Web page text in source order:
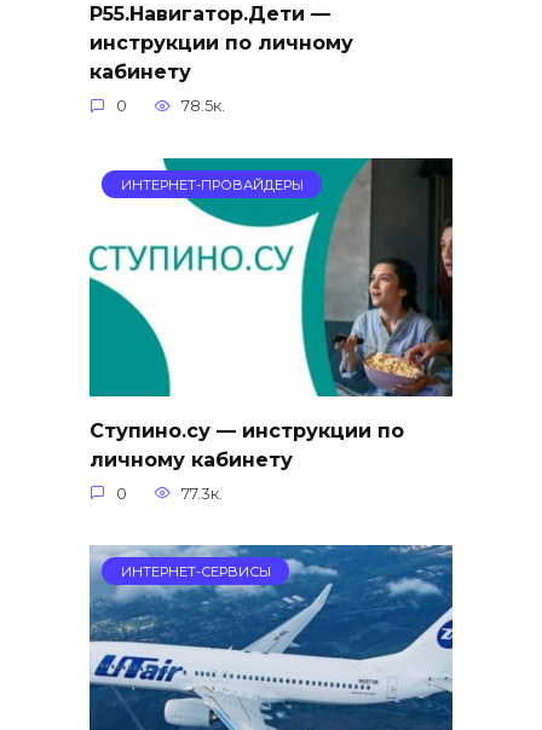
Р55.Навигатор.Дети —
инструкции по личному
кабинету
0 78.5к.
ИНТЕРНЕТ-ПРОВАЙДЕРЫ
Ступино.су — инструкции по
личному кабинету
0 77.3к.
ИНТЕРНЕТ-СЕРВИСЫ